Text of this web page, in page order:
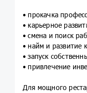
• прокачка
• карьерное
• смена и поиск
• найм и развитие
• запуск
• привлечение
Для мощного